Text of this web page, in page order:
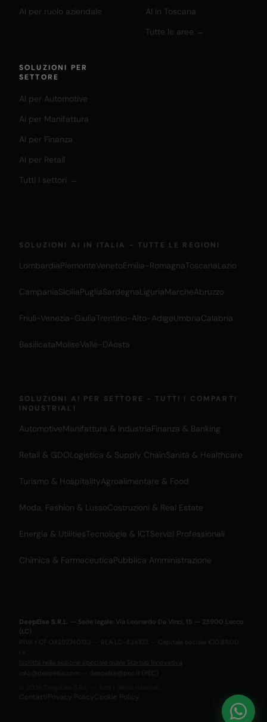
AI per ruolo aziendale
AI in Toscana
Tutte le aree →
SOLUZIONI PER
SETTORE
AI per Automotive
AI per Manifattura
AI per Finanza
AI per Retail
Tutti i settori →
SOLUZIONI AI IN ITALIA - TUTTE LE REGIONI
LombardiaPiemonteVenetoEmilia-RomagnaToscanaLazio
CampaniaSiciliaPugliaSardegnaLiguriaMarcheAbruzzo
Friuli-Venezia-GiuliaTrentino-Alto-AdigeUmbriaCalabria
BasilicataMoliseValle-DAosta
SOLUZIONI AI PER SETTORE - TUTTI I COMPARTI
INDUSTRIALI
AutomotiveManifattura & IndustriaFinanza & Banking
Retail & GDOLogistica & Supply ChainSanità & Healthcare
Turismo & HospitalityAgroalimentare & Food
Moda, Fashion & LussoCostruzioni & Real Estate
Energia & UtilitiesTecnologia & ICTServizi Professionali
Chimica & FarmaceuticaPubblica Amministrazione
DeepElse S.R.L. — Sede legale: Via Leonardo Da Vinci, 15 — 23900 Lecco
(LC)
P.IVA / CF 04292740133 — REA LC-434102 — Capitale sociale €10.811,00
i.v.
Iscritta nella sezione speciale quale Startup Innovativa
info@deepelse.com
deepelse@pec.it
(PEC)
ContattiPrivacy Policy Cookie Policy